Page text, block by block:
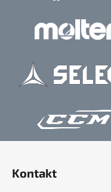
Kontakt